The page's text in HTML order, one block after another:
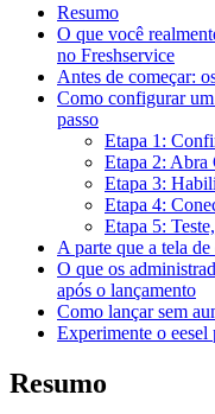
Resumo
O que você
no Freshservice
Antes de começar:
Como configurar um
passo
Etapa 1:
Etapa 2: Abra
Etapa 3:
Etapa 4:
Etapa 5:
A parte que a tela
O que os
após o lançamento
Como lançar sem
Experimente o eesel
Resumo